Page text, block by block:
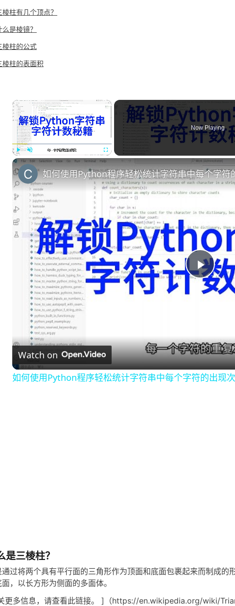
棱柱有几个顶点？
么是棱镜？
棱柱的公式
棱柱的表面积
×
Play Unmute Fullscreen
Now Playing
P
a
y
如何使用Python程序轻松统计字符串中每个字符
Watch on
如何使用Python程序轻松统计字符串中每个字符的出现次
是三棱柱？
通过将两个具有平行面的三角形作为顶面和底面包裹起来而制成
，以长方形为侧面的多面体。
更多信息，请查看此链接。 ]（https://en.wikipedia.org/wiki/